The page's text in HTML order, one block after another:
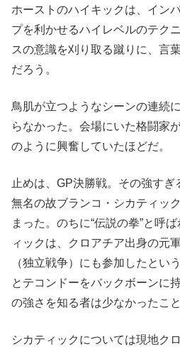
ホーストのハイキックは、イン
プを利かせるハイレベルのテク
スの意識を刈り取る蹴りに、言
だろう。
鳥肌が立つようなシーンの連続
らなかった。会場にいた格闘家
のように興奮していたほどだ。
止めは、GP決勝戦。その強すぎ
無名の故ブランコ・シカティッ
まった。のちに“伝説の拳”と呼
ィックは、クロアチア出身の元
（独立戦争）にも参加したとい
とテコンドーをバックボーンに
の強さを知る者は少なかったこと
シカティックについては現地ク